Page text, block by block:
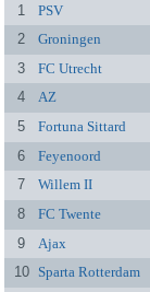
1
PSV
2
Groningen
3
FC Utrecht
4
AZ
5
Fortuna Sittard
6
Feyenoord
7
Willem II
8
FC Twente
9
Ajax
10
Sparta Rotterdam